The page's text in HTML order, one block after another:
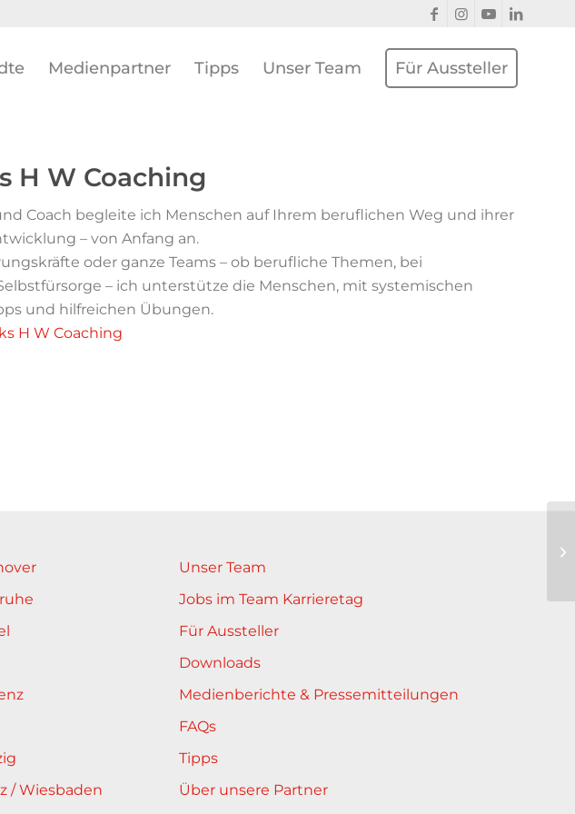
Medienpartner Tipps Unser Team Für Aussteller
H W Coaching
Coach begleite ich Menschen auf Ihrem beruflichen Weg und ihrer
– von Anfang an.
oder ganze Teams – ob berufliche Themen, bei
– ich unterstütze die Menschen, mit systemischen
und hilfreichen Übungen.
H W Coaching
/ Wiesbaden
Unser Team
Jobs im Team Karrieretag
Für Aussteller
Downloads
Medienberichte & Pressemitteilungen
FAQs
Tipps
Über unsere Partner